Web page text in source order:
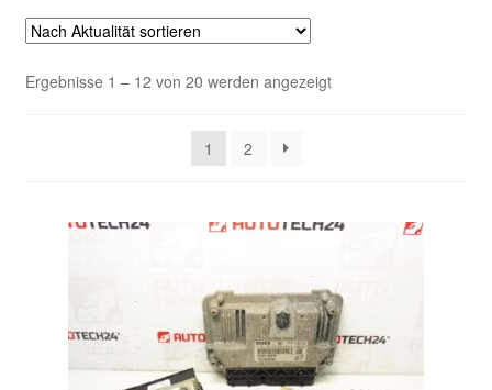
Impressum
Kasse
Warenkorb
Ergebnisse 1 – 12 von 20 werden angezeigtNach
1
2